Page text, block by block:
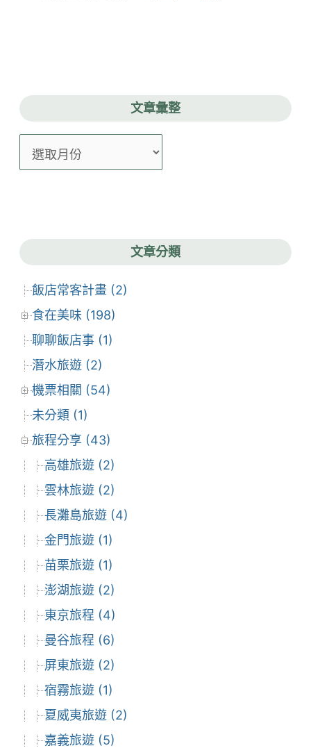
文章彙整
章
文章分類
飯店常客計畫 (2)
食在美味 (198)
聊聊飯店事 (1)
潛水旅遊 (2)
機票相關 (54)
未分類 (1)
旅程分享 (43)
高雄旅遊 (2)
雲林旅遊 (2)
長灘島旅遊 (4)
金門旅遊 (1)
苗栗旅遊 (1)
澎湖旅遊 (2)
東京旅程 (4)
曼谷旅程 (6)
屏東旅遊 (2)
宿霧旅遊 (1)
夏威夷旅遊 (2)
嘉義旅遊 (5)